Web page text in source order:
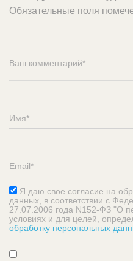
Обязательные поля
Я даю свое согласие на
данных, в соответствии с
27.07.2006 года N152-ФЗ "О
условиях и для целей,
обработку персональных